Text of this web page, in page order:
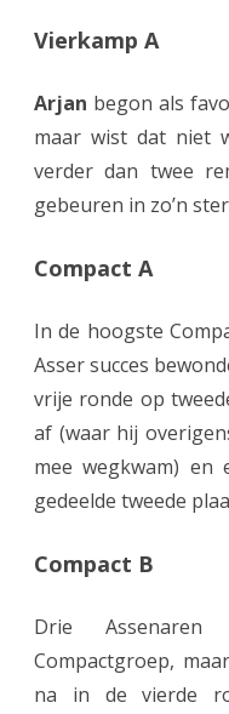
c
c
v
l
v
o
o
A
s
Vierkamp A
Arjan begon als
maar wist dat niet
verder dan twee
gebeuren in zo’n
Compact A
In de hoogste
Asser succes
vrije ronde op
af (waar hij
mee wegkwam)
gedeelde tweede
Compact B
Drie
Compactgroep, maar
na in de vierde